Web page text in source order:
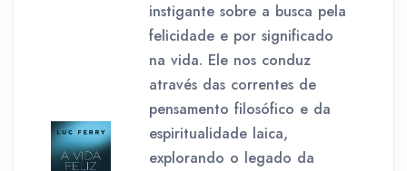
instigante sobre a busca pela
felicidade e por significado
na vida. Ele nos conduz
através das correntes de
pensamento filosófico e da
espiritualidade laica,
explorando o legado da